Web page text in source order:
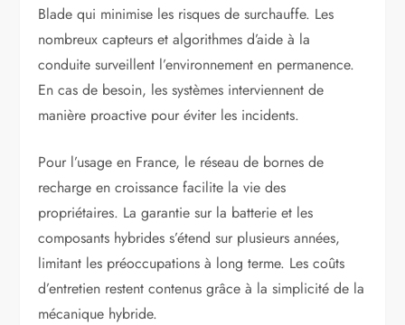
Blade qui minimise les risques de surchauffe. Les
nombreux capteurs et algorithmes d’aide à la
conduite surveillent l’environnement en permanence.
En cas de besoin, les systèmes interviennent de
manière proactive pour éviter les incidents.
Pour l’usage en France, le réseau de bornes de
recharge en croissance facilite la vie des
propriétaires. La garantie sur la batterie et les
composants hybrides s’étend sur plusieurs années,
limitant les préoccupations à long terme. Les coûts
d’entretien restent contenus grâce à la simplicité de la
mécanique hybride.